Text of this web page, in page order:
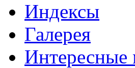
Индексы
Галерея
Интересные